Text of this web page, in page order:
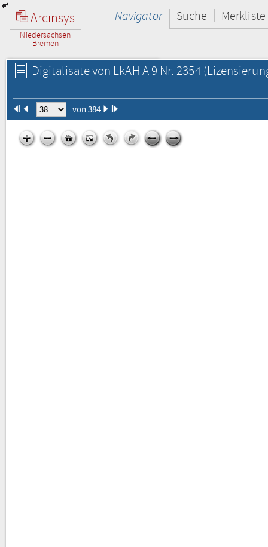
Arcinsys
Niedersachsen
Bremen
Navigator Suche Merkliste
Digitalisate von LkAH A 9 Nr. 2354
von 384